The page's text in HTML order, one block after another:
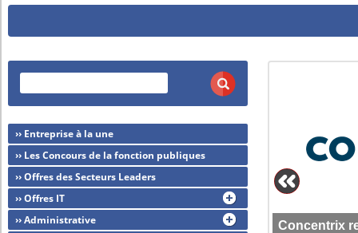
Concentrix
›› Entreprise à la une
›› Les Concours de la fonction publiques
›› Offres des Secteurs Leaders
›› Offres IT
›› Administrative